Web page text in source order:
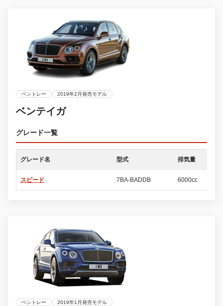
ベントレー 2019年2月発売モデル
ベンテイガ
グレード一覧
グレード名 型式 排気量
スピード 7BA-BADDB 6000cc
ベントレー 2019年1月発売モデル